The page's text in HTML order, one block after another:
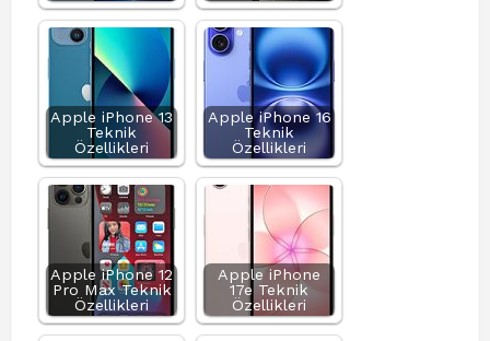
Apple iPhone 13
Teknik
Özellikleri
Apple iPhone 16
Teknik
Özellikleri
Apple iPhone 12
Pro Max Teknik
Özellikleri
Apple iPhone
17e Teknik
Özellikleri